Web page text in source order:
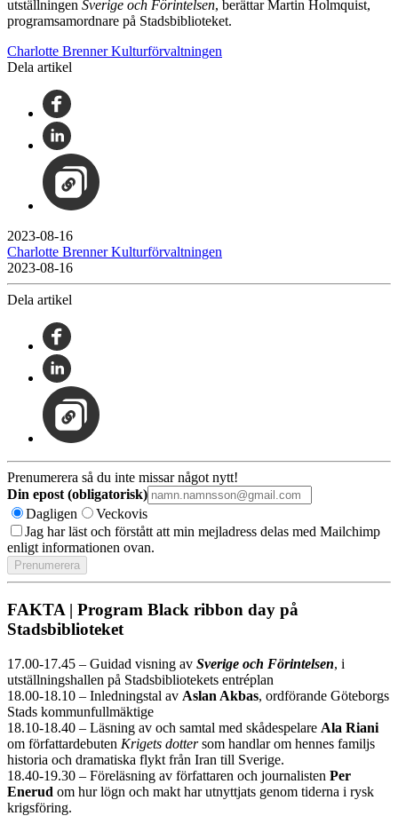
utställningen Sverige och Förintelsen, berättar Martin Holmquist,
programsamordnare på Stadsbiblioteket.
Charlotte Brenner Kulturförvaltningen
Dela artikel
2023-08-16
Charlotte Brenner Kulturförvaltningen
2023-08-16
Dela artikel
Prenumerera så du inte missar något nytt!
Din epost (obligatorisk)
Dagligen
Veckovis
Jag har läst och förstått att min mejladress delas med Mailchimp
enligt informationen ovan.
FAKTA | Program Black ribbon day på
Stadsbiblioteket
17.00-17.45 – Guidad visning av Sverige och Förintelsen, i
utställningshallen på Stadsbibliotekets entréplan
18.00-18.10 – Inledningstal av Aslan Akbas, ordförande Göteborgs
Stads kommunfullmäktige
18.10-18.40 – Läsning av och samtal med skådespelare Ala Riani
om författardebuten Krigets dottersom handlar om hennes familjs
historia och dramatiska flykt från Iran till Sverige.
18.40-19.30 – Föreläsning av författaren och journalisten Per
Enerud om hur lögn och makt har utnyttjats genom tiderna i rysk
krigsföring.